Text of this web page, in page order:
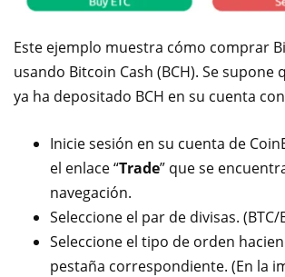
Este ejemplo muestra cómo comprar
usando Bitcoin Cash (BCH). Se supone
ya ha depositado BCH en su cuenta
Inicie sesión en su cuenta de
el enlace “Trade” que se
navegación.
Seleccione el par de divisas. (BTC/
Seleccione el tipo de orden
pestaña correspondiente. (En la